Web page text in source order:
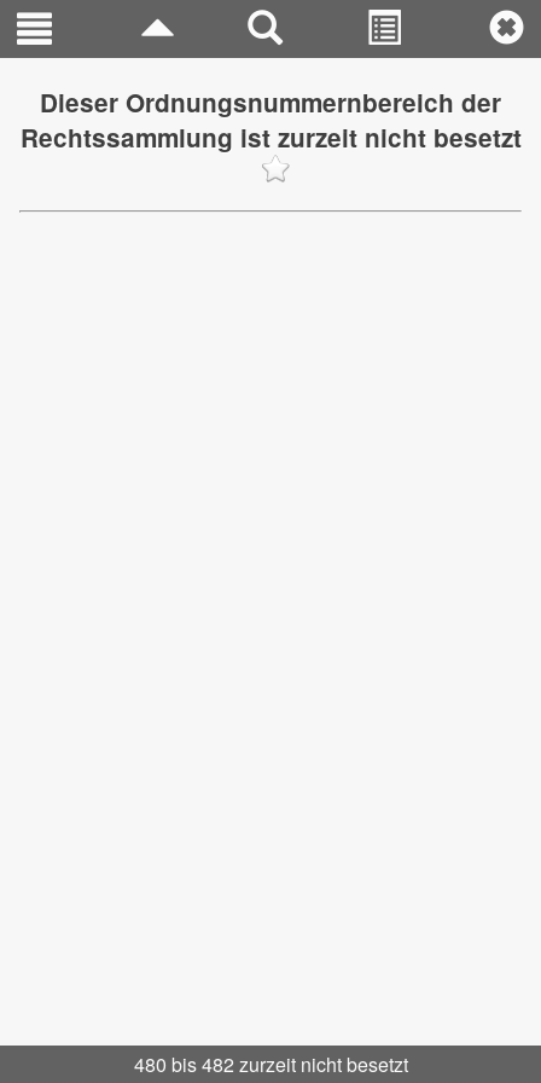
480 bis 482 zurzeit nicht besetzt
Dieser Ordnungsnummernbereich der
Rechtssammlung ist zurzeit nicht besetzt